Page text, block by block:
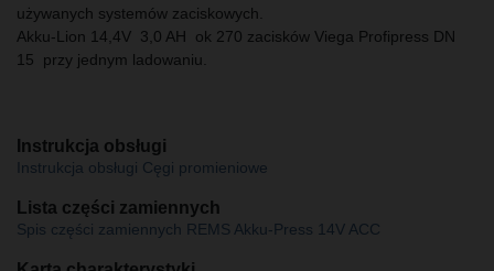
używanych systemów zaciskowych.
Akku-Lion 14,4V 3,0 AH ok 270 zacisków Viega Profipress DN
15 przy jednym ladowaniu.
Instrukcja obsługi
Instrukcja obsługi Cęgi promieniowe
Lista części zamiennych
Spis części zamiennych REMS Akku-Press 14V ACC